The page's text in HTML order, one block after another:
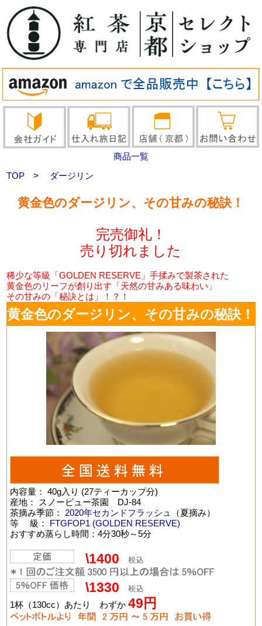
商品一覧
TOP > ダージリン
黄金色のダージリン、その甘みの秘訣！
完売御礼！
売り切れました
稀少な等級「GOLDEN RESERVE」手揉みで製茶された
黄金色のリーフが創り出す「天然の甘みある味わい」
その甘みの「秘訣とは」！？！
黄金色のダージリン、その甘みの秘訣！
内容量： 40g入り (27ティーカップ分)
産地： スノービュー茶園 DJ-84
茶摘み季節： 2020年セカンドフラッシュ
（夏摘み）
等 級： FTGFOP1 (GOLDEN RESERVE)
おすすめ蒸らし時間：4分30秒～5分
\1400
\1330
1杯（130cc）あたり わずか49 円